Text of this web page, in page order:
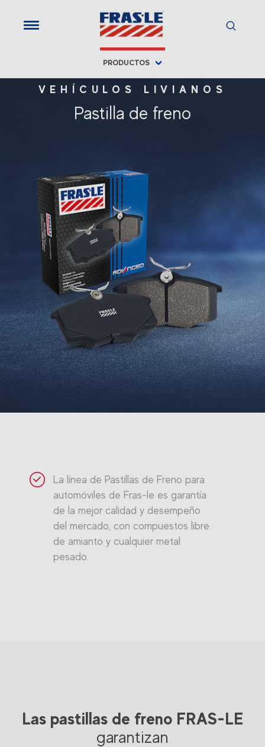
PRODUCTOS
VEHÍCULOS LIVIANOS
Pastilla de freno
La línea de Pastillas de Freno para
automóviles de Fras-le es garantía
de la mejor calidad y desempeño
del mercado, con compuestos libre
de amianto y cualquier metal
pesado.
Las pastillas de freno FRAS-LE
garantizan